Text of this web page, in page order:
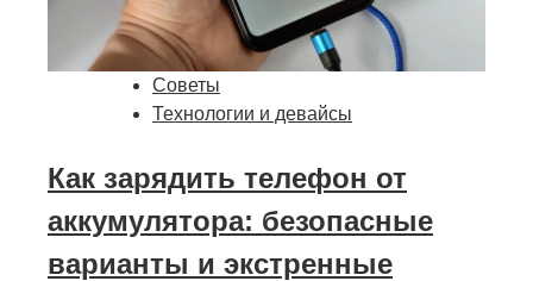
Советы
Технологии и девайсы
Как зарядить телефон от
аккумулятора: безопасные
варианты и экстренные